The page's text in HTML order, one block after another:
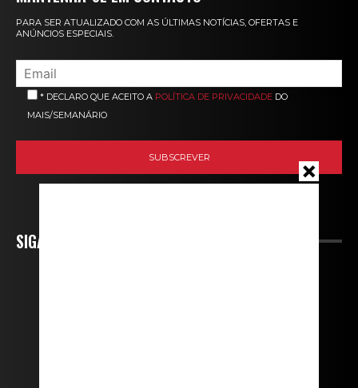
PARA SER ATUALIZADO COM AS ÚLTIMAS NOTÍCIAS, OFERTAS E
ANÚNCIOS ESPECIAIS.
* DECLARO QUE ACEITO A POLÍTICA DE PRIVACIDADE DO
MAIS/SEMANÁRIO
SIGA-NOS